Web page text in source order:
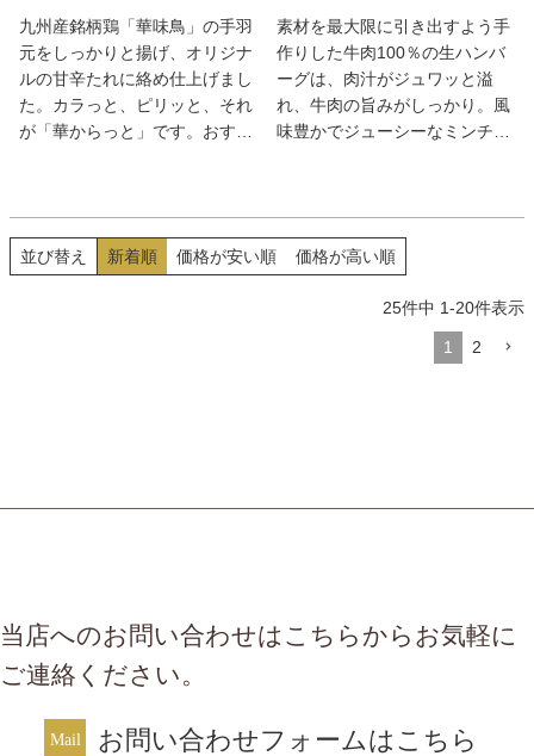
九州産銘柄鶏「華味鳥」の手羽
元をしっかりと揚げ、オリジナ
ルの甘辛たれに絡め仕上げまし
た。カラっと、ピリッと、それ
が「華からっと」です。おすす
ンジで温めて頂いても美味しく
召しあがれます。お酒のおつま
素材を最大限に引き出すよう手
作りした牛肉100％の生ハンバ
ーグは、肉汁がジュワッと溢
れ、牛肉の旨みがしっかり。風
味豊かでジューシーなミンチカ
並び替え 新着順 価格が安い順 価格が高い順
25件中 1-20件表示
1 2
当店へのお問い合わせはこちらからお気軽に
ご連絡ください。
お問い合わせフォームはこちら